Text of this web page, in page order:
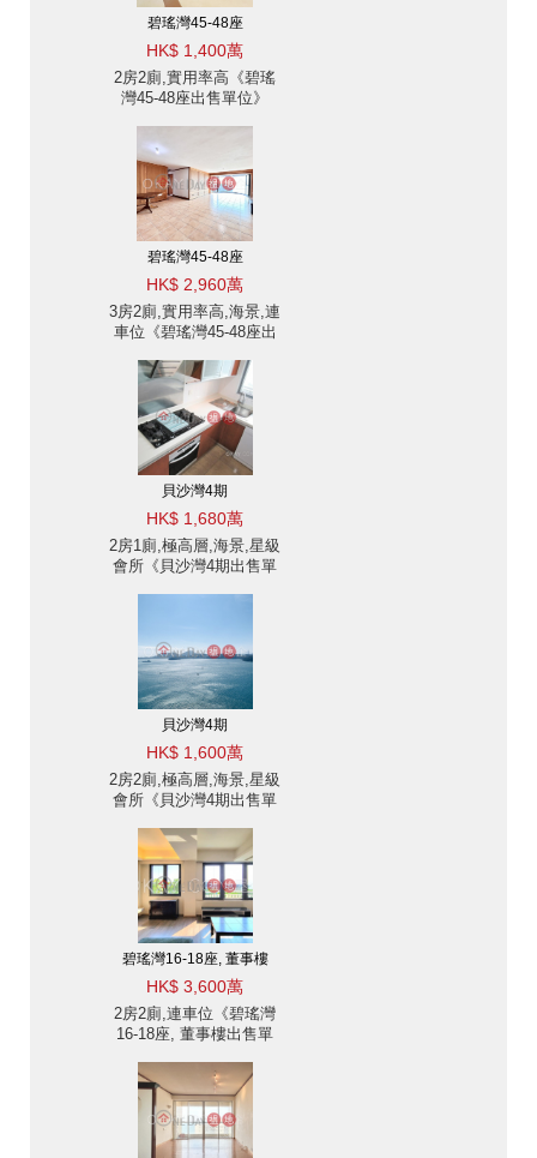
碧瑤灣45-48座
HK$ 1,400萬
2房2廁,實用率高《碧瑤
灣45-48座出售單位》
碧瑤灣45-48座
HK$ 2,960萬
3房2廁,實用率高,海景,連
車位《碧瑤灣45-48座出
貝沙灣4期
HK$ 1,680萬
2房1廁,極高層,海景,星級
會所《貝沙灣4期出售單
貝沙灣4期
HK$ 1,600萬
2房2廁,極高層,海景,星級
會所《貝沙灣4期出售單
碧瑤灣16-18座, 董事樓
HK$ 3,600萬
2房2廁,連車位《碧瑤灣
16-18座, 董事樓出售單